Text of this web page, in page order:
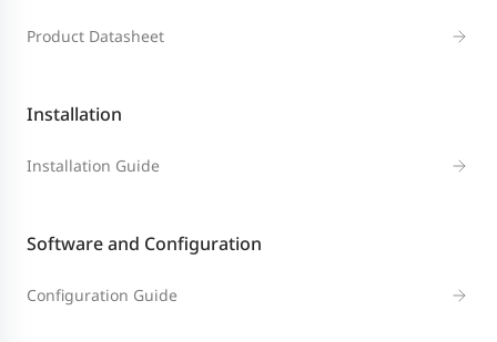
Product Datasheet
Installation
Installation Guide
Software and Configuration
Configuration Guide